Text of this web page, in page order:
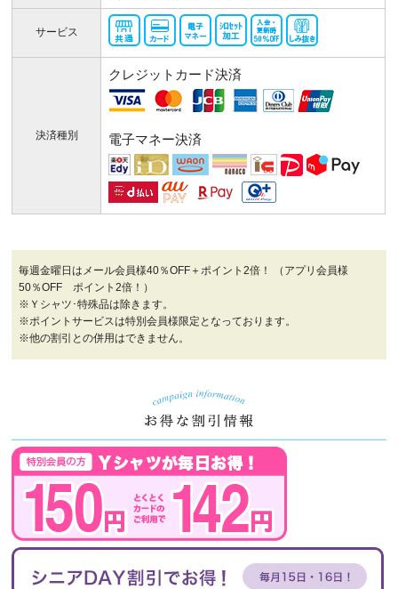
サービス
決済種別
クレジットカード決済
電子マネー決済
毎週金曜日はメール会員様40％OFF＋ポイント2倍！ （アプリ会員様
50％OFF ポイント2倍！）
※Ｙシャツ･特殊品は除きます。
※ポイントサービスは特別会員様限定となっております。
※他の割引との併用はできません。